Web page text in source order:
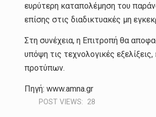
ευρύτερη καταπολέμηση του
επίσης στις διαδικτυακές μη
Στη συνέχεια, η Επιτροπή θα
υπόψη τις τεχνολογικές
προτύπων.
Πηγή: www.amna.gr
POST VIEWS: 28